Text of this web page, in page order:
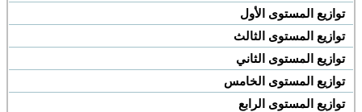
توازيع المستوى الأول
توازيع المستوى الثالث
توازيع المستوى الثاني
توازيع المستوى الخامس
توازيع المستوى الرابع